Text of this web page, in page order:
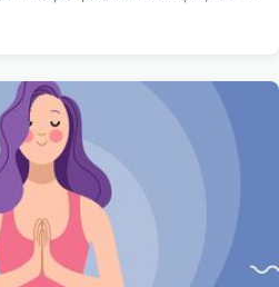
înțeles profund al gândurilor